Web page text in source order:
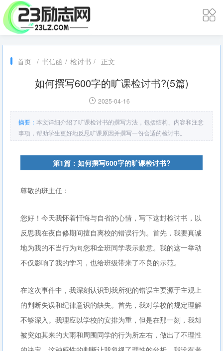
首页 / 书信函 / 检讨书 / 正文
如何撰写600字的旷课检讨书?(5篇)
2025-04-16
摘要： 本文详细介绍了旷课检讨书的撰写方法，包括结构、内容和注意
事项，帮助学生更好地反思旷课原因并撰写一份合适的检讨书。
第1篇：如何撰写600字的旷课检讨书?
尊敬的班主任：
您好！今天我怀着忏悔与自省的心情，写下这封检讨书，以
反思我在夜自修期间擅自离校的错误行为。首先，我要真诚
地为我的不当行为向您和全班同学表示歉意。我的这一举动
不仅影响了我的学习，也给班级带来了不良的示范。
在这次事件中，我深刻认识到我所犯的错误主要源于主观上
的判断失误和纪律意识的缺失。首先，我对学校的规定理解
不够深入。我理应以学校的安排为重，但是在那一刻，我却
被突如其来的大雨和周围同学的行为所左右，做出了不理性